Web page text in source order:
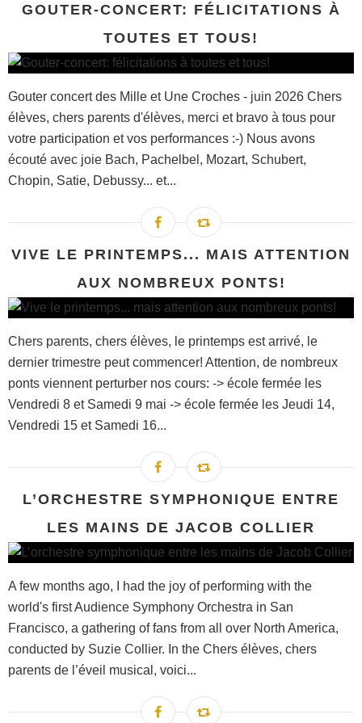
GOUTER-CONCERT: FÉLICITATIONS À
TOUTES ET TOUS!
Gouter concert des Mille et Une Croches - juin 2026 Chers
élèves, chers parents d'élèves, merci et bravo à tous pour
votre participation et vos performances :-) Nous avons
écouté avec joie Bach, Pachelbel, Mozart, Schubert,
Chopin, Satie, Debussy... et...
VIVE LE PRINTEMPS... MAIS ATTENTION
AUX NOMBREUX PONTS!
Chers parents, chers élèves, le printemps est arrivé, le
dernier trimestre peut commencer! Attention, de nombreux
ponts viennent perturber nos cours: -> école fermée les
Vendredi 8 et Samedi 9 mai -> école fermée les Jeudi 14,
Vendredi 15 et Samedi 16...
L’ORCHESTRE SYMPHONIQUE ENTRE
LES MAINS DE JACOB COLLIER
A few months ago, I had the joy of performing with the
world's first Audience Symphony Orchestra in San
Francisco, a gathering of fans from all over North America,
conducted by Suzie Collier. In the Chers élèves, chers
parents de l’éveil musical, voici...